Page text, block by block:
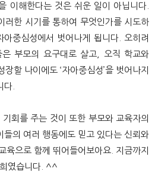
이해한다는 것은 쉬운 일이 아닙니다.
러한 시기를 통하여 무엇인가를 시도하
중심성에서 벗어나게 됩니다. 오히려
은 부모의 요구대로 살고, 오직 학교와
할 나이에도 ‘자아중심성’을 벗어나지
다.
회를 주는 것이 또한 부모와 교육자의
들의 여러 행동에도 믿고 있다는 신뢰와
육으로 함께 뛰어들어보아요. 지금까지
였습니다. ^^